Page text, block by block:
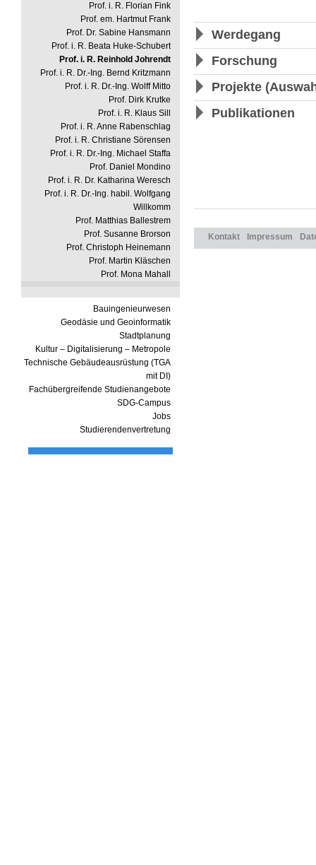
Prof. i. R. Florian Fink
Prof. em. Hartmut Frank
Prof. Dr. Sabine Hansmann
Prof. i. R. Beata Huke-Schubert
Prof. i. R. Reinhold Johrendt
Prof. i. R. Dr.-Ing. Bernd Kritzmann
Prof. i. R. Dr.-Ing. Wolff Mitto
Prof. Dirk Krutke
Prof. i. R. Klaus Sill
Prof. i. R. Anne Rabenschlag
Prof. i. R. Christiane Sörensen
Prof. i. R. Dr.-Ing. Michael Staffa
Prof. Daniel Mondino
Prof. i. R. Dr. Katharina Weresch
Prof. i. R. Dr.-Ing. habil. Wolfgang
Willkomm
Prof. Matthias Ballestrem
Prof. Susanne Brorson
Prof. Christoph Heinemann
Prof. Martin Kläschen
Prof. Mona Mahall
Bauingenieurwesen
Geodäsie und Geoinformatik
Stadtplanung
Kultur – Digitalisierung – Metropole
Technische Gebäudeausrüstung (TGA
mit DI)
Fachübergreifende Studienangebote
SDG-Campus
Jobs
Studierendenvertretung
Werdegang
Forschung
Projekte
Publikationen
Kontakt Impressum